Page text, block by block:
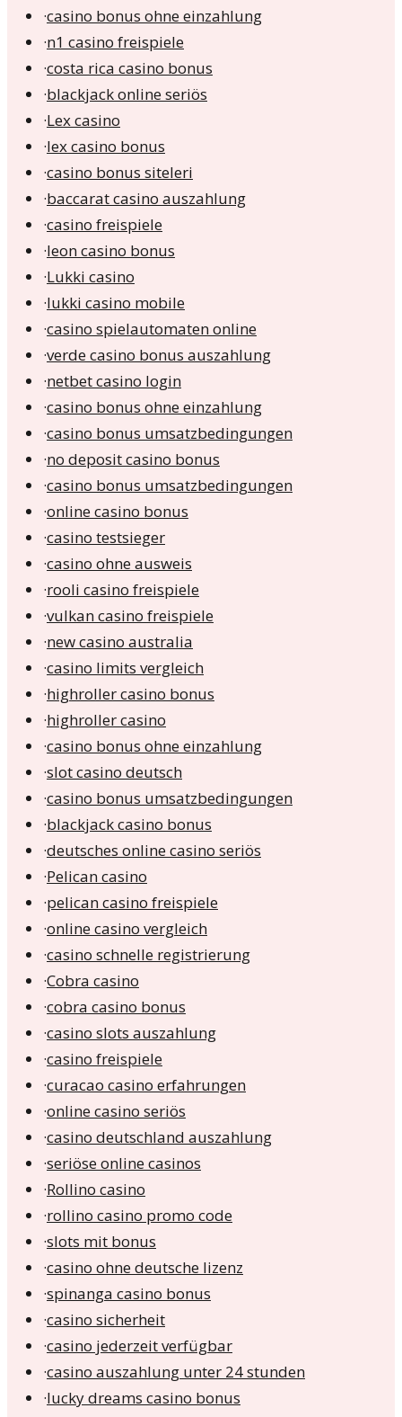
·casino bonus ohne einzahlung
·n1 casino freispiele
·costa rica casino bonus
·blackjack online seriös
·Lex casino
·lex casino bonus
·casino bonus siteleri
·baccarat casino auszahlung
·casino freispiele
·leon casino bonus
·Lukki casino
·lukki casino mobile
·casino spielautomaten online
·verde casino bonus auszahlung
·netbet casino login
·casino bonus ohne einzahlung
·casino bonus umsatzbedingungen
·no deposit casino bonus
·casino bonus umsatzbedingungen
·online casino bonus
·casino testsieger
·casino ohne ausweis
·rooli casino freispiele
·vulkan casino freispiele
·new casino australia
·casino limits vergleich
·highroller casino bonus
·highroller casino
·casino bonus ohne einzahlung
·slot casino deutsch
·casino bonus umsatzbedingungen
·blackjack casino bonus
·deutsches online casino seriös
·Pelican casino
·pelican casino freispiele
·online casino vergleich
·casino schnelle registrierung
·Cobra casino
·cobra casino bonus
·casino slots auszahlung
·casino freispiele
·curacao casino erfahrungen
·online casino seriös
·casino deutschland auszahlung
·seriöse online casinos
·Rollino casino
·rollino casino promo code
·slots mit bonus
·casino ohne deutsche lizenz
·spinanga casino bonus
·casino sicherheit
·casino jederzeit verfügbar
·casino auszahlung unter 24 stunden
·lucky dreams casino bonus